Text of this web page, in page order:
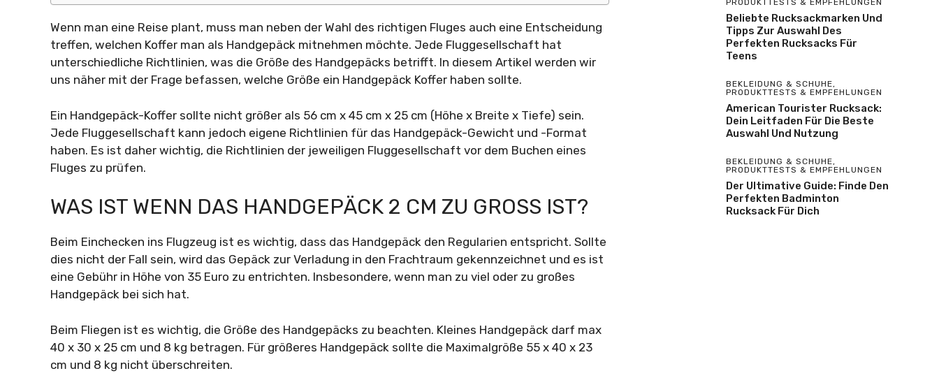
Wenn man eine Reise plant, muss man neben der Wahl des richtigen Fluges auch eine Entscheidung
treffen, welchen Koffer man als Handgepäck mitnehmen möchte. Jede Fluggesellschaft hat
unterschiedliche Richtlinien, was die Größe des Handgepäcks betrifft. In diesem Artikel werden wir
uns näher mit der Frage befassen, welche Größe ein Handgepäck Koffer haben sollte.
Ein Handgepäck-Koffer sollte nicht größer als 56 cm x 45 cm x 25 cm (Höhe x Breite x Tiefe) sein.
Jede Fluggesellschaft kann jedoch eigene Richtlinien für das Handgepäck-Gewicht und -Format
haben. Es ist daher wichtig, die Richtlinien der jeweiligen Fluggesellschaft vor dem Buchen eines
Fluges zu prüfen.
WAS IST WENN DAS HANDGEPÄCK 2 CM ZU GROSS IST?
Beim Einchecken ins Flugzeug ist es wichtig, dass das Handgepäck den Regularien entspricht. Sollte
dies nicht der Fall sein, wird das Gepäck zur Verladung in den Frachtraum gekennzeichnet und es ist
eine Gebühr in Höhe von 35 Euro zu entrichten. Insbesondere, wenn man zu viel oder zu großes
Handgepäck bei sich hat.
Beim Fliegen ist es wichtig, die Größe des Handgepäcks zu beachten. Kleines Handgepäck darf max
40 x 30 x 25 cm und 8 kg betragen. Für größeres Handgepäck sollte die Maximalgröße 55 x 40 x 23
cm und 8 kg nicht überschreiten.
PRODUKTTESTS & EMPFEHLUNGEN
Beliebte Rucksackmarken Und
Tipps Zur Auswahl Des
Perfekten Rucksacks Für
Teens
BEKLEIDUNG & SCHUHE,
PRODUKTTESTS & EMPFEHLUNGEN
American Tourister Rucksack:
Dein Leitfaden Für Die Beste
Auswahl Und Nutzung
BEKLEIDUNG & SCHUHE,
PRODUKTTESTS & EMPFEHLUNGEN
Der Ultimative Guide: Finde Den
Perfekten Badminton
Rucksack Für Dich